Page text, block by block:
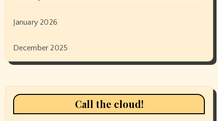
January 2026
December 2025
Call the cloud!